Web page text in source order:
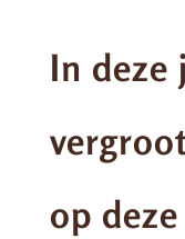
In deze
op